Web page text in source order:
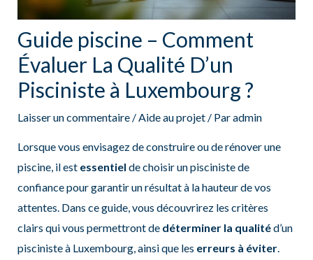
Guide piscine – Comment
Évaluer La Qualité D’un
Pisciniste à Luxembourg ?
Laisser un commentaire / Aide au projet/ Paradmin
Lorsque vous envisagez de construire ou de rénover une
piscine, il est essentiel de choisir un pisciniste de
confiance pour garantir un résultat à la hauteur de vos
attentes. Dans ce guide, vous découvrirez les critères
clairs qui vous permettront de déterminer la qualitéd’un
pisciniste à Luxembourg, ainsi que les erreurs à éviter.